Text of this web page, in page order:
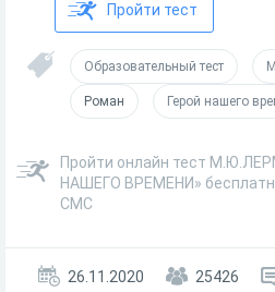
Пройти тест
Образовательный тест
Роман Герой нашего
Пройти онлайн тест
НАШЕГО ВРЕМЕНИ»
СМС
26.11.2020 25426